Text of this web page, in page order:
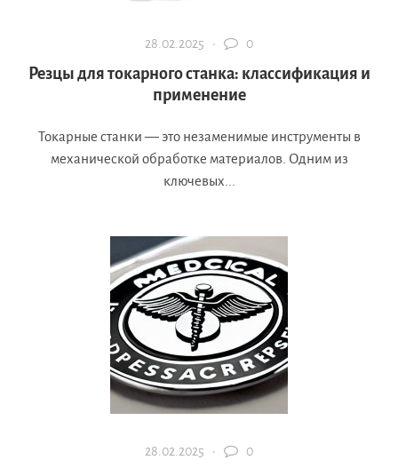
28.02.2025 · 0
Резцы для токарного станка: классификация и
применение
Токарные станки — это незаменимые инструменты в
механической обработке материалов. Одним из
ключевых...
28.02.2025 · 0